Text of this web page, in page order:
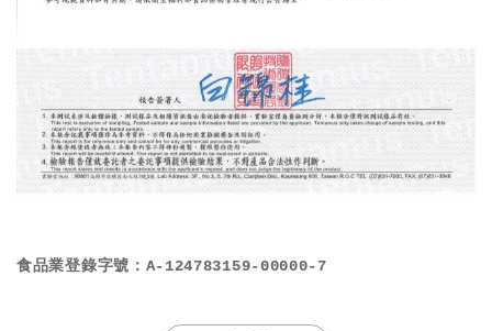
食品業登錄字號：A-124783159-00000-7